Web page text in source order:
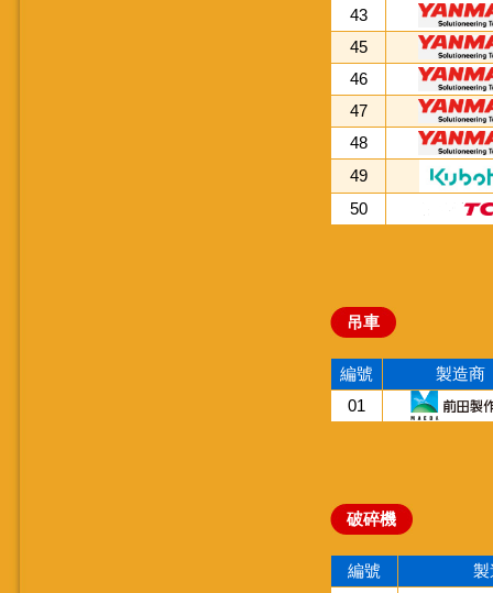
43
45
46
47
48
49
50
吊車
編號
製造商
01
破碎機
編號
製